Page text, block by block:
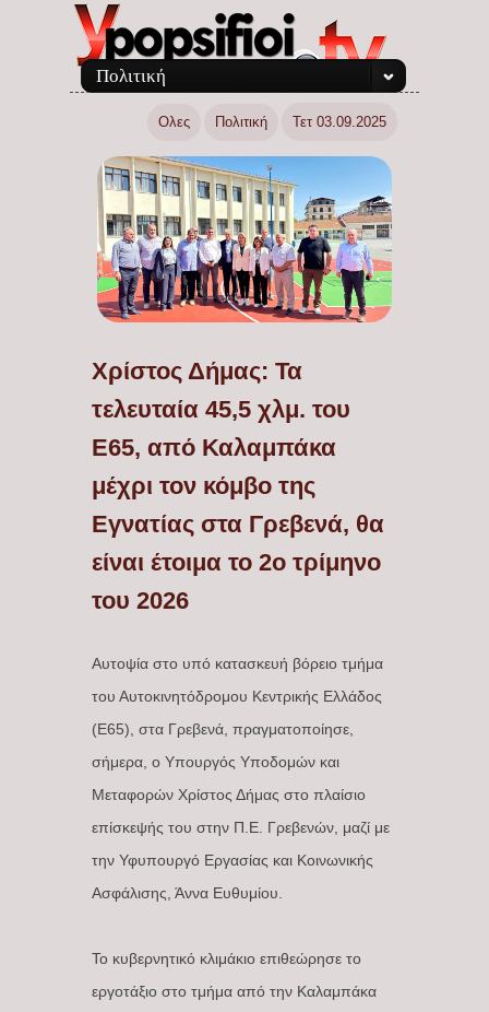
Πολιτική
Ολες Πολιτική Τετ 03.09.2025
Χρίστος Δήμας: Τα
τελευταία 45,5 χλμ. του
Ε65, από Καλαμπάκα
μέχρι τον κόμβο της
Εγνατίας στα Γρεβενά, θα
είναι έτοιμα το 2ο τρίμηνο
του 2026
Αυτοψία στο υπό κατασκευή βόρειο τμήμα
του Αυτοκινητόδρομου Κεντρικής Ελλάδος
(Ε65), στα Γρεβενά, πραγματοποίησε,
σήμερα, ο Υπουργός Υποδομών και
Μεταφορών Χρίστος Δήμας στο πλαίσιο
επίσκεψής του στην Π.Ε. Γρεβενών, μαζί με
την Υφυπουργό Εργασίας και Κοινωνικής
Ασφάλισης, Άννα Ευθυμίου.
Το κυβερνητικό κλιμάκιο επιθεώρησε το
εργοτάξιο στο τμήμα από την Καλαμπάκα